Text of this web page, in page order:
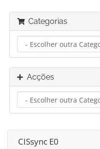
Categorias
Acções
CISsync E0